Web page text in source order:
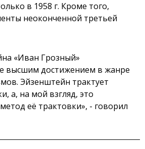
в 1958 г. Кроме того,
неоконченной третьей
«Иван Грозный»
высшим достижением в жанре
Эйзенштейн трактует
а, на мой взгляд, это
её трактовки», - говорил